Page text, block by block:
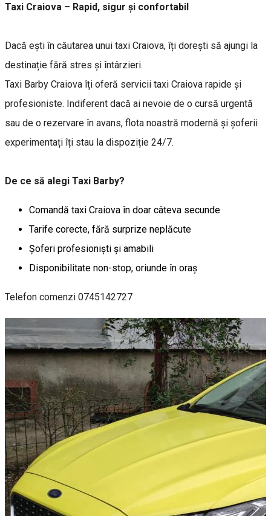
Taxi Craiova – Rapid, sigur și confortabil
Dacă ești în căutarea unui taxi Craiova, îți dorești să ajungi la
destinație fără stres și întârzieri.
Taxi Barby Craiova îți oferă servicii taxi Craiova rapide și
profesioniste. Indiferent dacă ai nevoie de o cursă urgentă
sau de o rezervare în avans, flota noastră modernă și șoferii
experimentați îți stau la dispoziție 24/7.
De ce să alegi Taxi Barby?
Comandă taxi Craiova în doar câteva secunde
Tarife corecte, fără surprize neplăcute
Șoferi profesioniști și amabili
Disponibilitate non-stop, oriunde în oraș
Telefon comenzi 0745142727